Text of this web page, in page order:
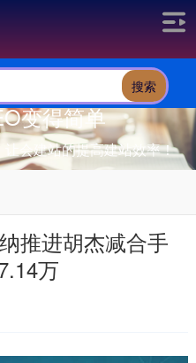
搜索
变得简单
会建站的提高建站效率！
推进胡杰减合手
万